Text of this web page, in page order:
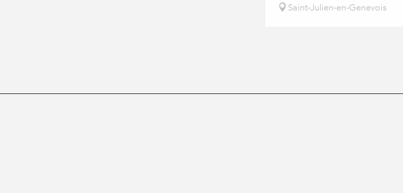
Saint-Julien-en-Genevois